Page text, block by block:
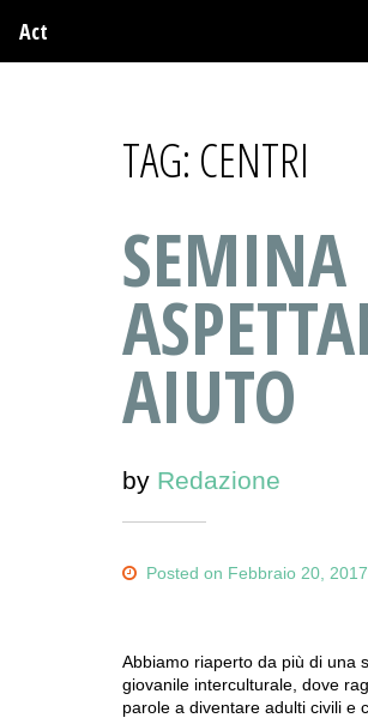
Act
TAG: CENTRI
SEMINA
AIUTO
by Redazione
Posted on Febbraio 20, 2017
Abbiamo riaperto da più di una
giovanile interculturale, dove
parole a diventare adulti civili e